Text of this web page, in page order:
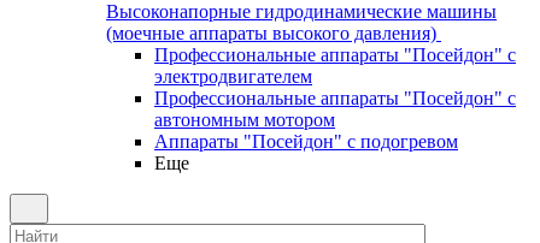
Высоконапорные гидродинамические машины
(моечные аппараты высокого давления)
Профессиональные аппараты "Посейдон" с
электродвигателем
Профессиональные аппараты "Посейдон" с
автономным мотором
Аппараты "Посейдон" с подогревом
Еще